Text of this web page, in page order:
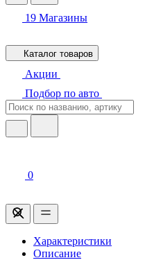
19 Магазины
Каталог товаров
Акции
Подбор по авто
0
Характеристики
Описание